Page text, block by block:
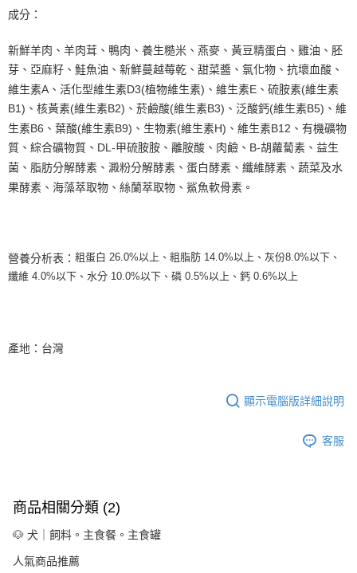
１．簡單：不需註冊會員、不需綁卡、不需儲值。
２．便利：只要手機號碼，簡訊認證，即可結帳。
【「AFTEE先享後付」結帳流程】
１．於結帳方式選擇「AFTEE先享後付」後，將跳轉至「AFTEE先享後付」
結帳頁面，進行簡訊認證並確認金額後，即可完成結帳。
２．訂單成立數日內，您將收到繳費通知簡訊。
３．收到繳費通知簡訊後14天內，點擊此簡訊中的連結，可透過四大超商／
ATM／網路銀行／等多元方式進行付款，方視為交易完成。
※ 請注意：結帳手續完成當下不需立刻繳費，但若您需要取消訂單，請聯絡
購買商品的店家。未經商家同意取消之訂單仍視為有效，需透過AFTEE先享
※ 交易是否成功請以「AFTEE先享後付 」之結帳頁面顯示為準，若有關於
【注意事項】
１．透過由恩沛科技股份有限公司提供之「AFTEE先享後付」服務完成之交
易，需依本服務之必要範圍內提供個人資料，並將交易相關給付款項請求債
「AFTEE先享後付」，若未經同意申辦者引起之損失，本公司不負相關責
時審查核予不同之上限額度；若仍有額度不足之情形，本公司將視審查結果
恩沛科技股份有限公司將有權停止該用戶之使用額度並採取法律行動。
運送方式
每筆NT$110，滿NT$1,500(含以上)免運費
外島配送（黑貓宅急便－澎湖、金門、馬祖、綠島）
每筆NT$360
宅配【偏遠地區-依黑貓物流所公告地區為主】
每筆NT$250
成分：
新鮮羊肉、羊肉茸、鴨肉、養生糙米、燕麥、黃豆精蛋白、雞油、胚
芽、亞麻籽、鮭魚油、新鮮蔓越莓乾、甜菜醬、氯化物、抗壞血酸、
維生素A、活化型維生素D3(植物維生素)、維生素E、硫胺素(維生素
B1)、核黃素(維生素B2)、菸鹼酸(維生素B3)、泛酸鈣(維生素B5)、維
生素B6、葉酸(維生素B9)、生物素(維生素H)、維生素B12、有機礦物
質、綜合礦物質、DL-甲硫胺胺、離胺酸、肉鹼、B-胡蘿蔔素、益生
菌、脂肪分解酵素、澱粉分解酵素、蛋白酵素、纖維酵素、蔬菜及水
果酵素、海藻萃取物、絲蘭萃取物、鯊魚軟骨素。
營養分析表： 粗蛋白 26.0%以上、粗脂肪 14.0%以上、灰份8.0%以下、
纖維 4.0%以下、水分 10.0%以下、磷 0.5%以上、鈣 0.6%以上
產地：台灣
顯示電腦版詳細說明
客服
商品相關分類 (2)
🐶 犬｜飼料。主食餐。主食罐
人氣商品推薦